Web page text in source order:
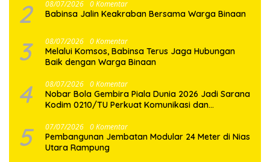
2 08/07/2026 0 Komentar
Babinsa Jalin Keakraban Bersama Warga Binaan
3 08/07/2026 0 Komentar
Melalui Komsos, Babinsa Terus Jaga Hubungan
Baik dengan Warga Binaan
4 08/07/2026 0 Komentar
Nobar Bola Gembira Piala Dunia 2026 Jadi Sarana
Kodim 0210/TU Perkuat Komunikasi dan
5 07/07/2026 0 Komentar
Pembangunan Jembatan Modular 24 Meter di Nias
Utara Rampung